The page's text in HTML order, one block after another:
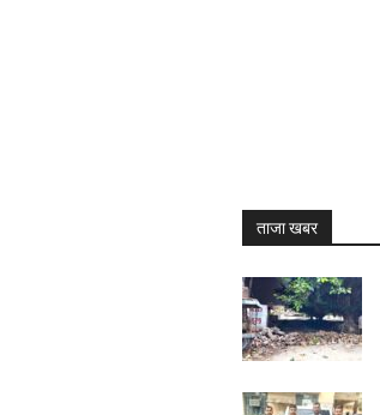
ताजा खबर